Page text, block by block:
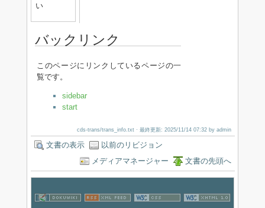
い
バックリンク
このページにリンクしているページの一
覧です。
sidebar
start
cds-trans/trans_info.txt · 最終更新: 2025/11/14 07:32 byadmin
文書の表示
以前のリビジョン
メディアマネージャー
文書の先頭へ